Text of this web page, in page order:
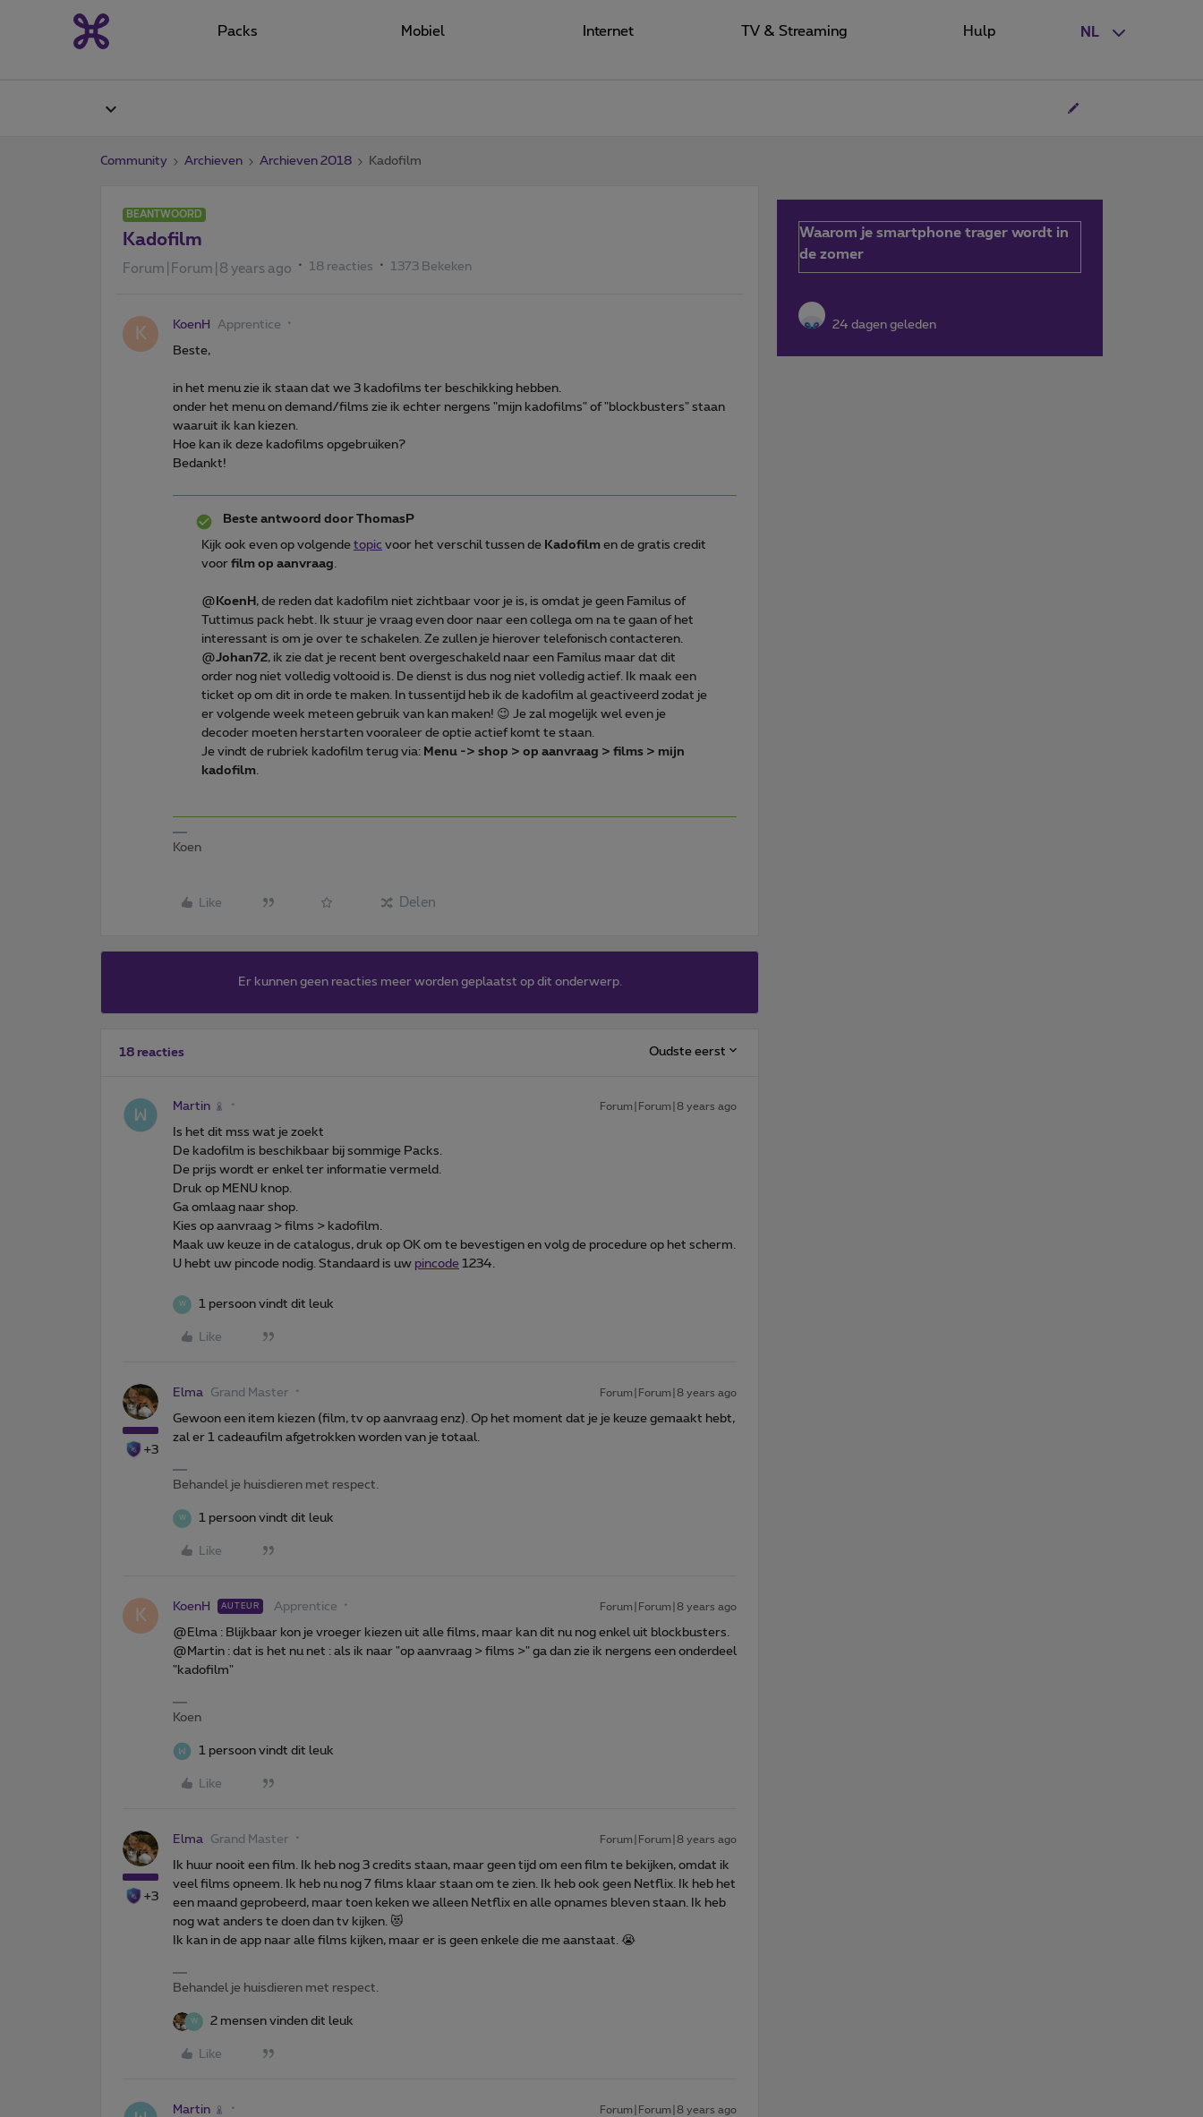
NL
Packs Mobiel Internet TV & Streaming Hulp
Community Archieven Archieven 2018 Kadofilm
BEANTWOORD
Kadofilm
Forum|Forum|8 years ago 18 reacties 1373 Bekeken
K KoenH Apprentice
Beste,
in het menu zie ik staan dat we 3 kadofilms ter beschikking hebben.
onder het menu on demand/films zie ik echter nergens "mijn kadofilms" of "blockbusters" staan
waaruit ik kan kiezen.
Hoe kan ik deze kadofilms opgebruiken?
Bedankt!
Beste antwoord door ThomasP
Kijk ook even op volgende topic voor het verschil tussen de Kadofilm en de gratis credit
voor film op aanvraag
@ KoenH , de reden dat kadofilm niet zichtbaar voor je is, is omdat je geen Familus of
Tuttimus pack hebt. Ik stuur je vraag even door naar een collega om na te gaan of het
interessant is om je over te schakelen. Ze zullen je hierover telefonisch contacteren.
@Johan72, ik zie dat je recent bent overgeschakeld naar een Familus maar dat dit
order nog niet volledig voltooid is. De dienst is dus nog niet volledig actief. Ik maak een
ticket op om dit in orde te maken. In tussentijd heb ik de kadofilm al geactiveerd zodat je
er volgende week meteen gebruik van kan maken! 😉 Je zal mogelijk wel even je
decoder moeten herstarten vooraleer de optie actief komt te staan.
Je vindt de rubriek kadofilm terug via: Menu -> shop > op aanvraag > films > mijn
kadofilm
Koen
Like Delen
Er kunnen geen reacties meer worden geplaatst op dit onderwerp.
18 reacties Oudste eerst
Martin Forum|Forum|8 years ago
Is het dit mss wat je zoekt
De kadofilm is beschikbaar bij sommige Packs.
De prijs wordt er enkel ter informatie vermeld.
Druk op MENU knop.
Ga omlaag naar shop.
Kies op aanvraag > films > kadofilm.
Maak uw keuze in de catalogus, druk op OK om te bevestigen en volg de procedure op het scherm.
U hebt uw pincode nodig. Standaard is uw pincode 1234.
W 1 persoon vindt dit leuk
Like
+3
Elma Grand Master Forum|Forum|8 years ago
Gewoon een item kiezen (film, tv op aanvraag enz). Op het moment dat je je keuze gemaakt hebt,
zal er 1 cadeaufilm afgetrokken worden van je totaal.
Behandel je huisdieren met respect.
W 1 persoon vindt dit leuk
Like
K KoenH AUTEUR Apprentice Forum|Forum|8 years ago
@Elma : Blijkbaar kon je vroeger kiezen uit alle films, maar kan dit nu nog enkel uit blockbusters.
@Martin : dat is het nu net : als ik naar "op aanvraag > films >" ga dan zie ik nergens een onderdeel
"kadofilm"
Koen
1 persoon vindt dit leuk
Like
+3
Elma Grand Master Forum|Forum|8 years ago
Ik huur nooit een film. Ik heb nog 3 credits staan, maar geen tijd om een film te bekijken, omdat ik
veel films opneem. Ik heb nu nog 7 films klaar staan om te zien. Ik heb ook geen Netflix. Ik heb het
een maand geprobeerd, maar toen keken we alleen Netflix en alle opnames bleven staan. Ik heb
nog wat anders te doen dan tv kijken. 😻
Ik kan in de app naar alle films kijken, maar er is geen enkele die me aanstaat. 😭
Behandel je huisdieren met respect.
W 2 mensen vinden dit leuk
Like
Martin Forum|Forum|8 years ago
Waarom je smartphone trager wordt in
de zomer
24 dagen geleden